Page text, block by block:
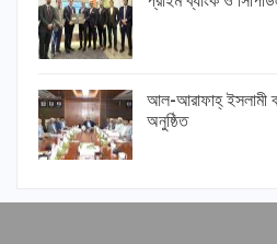
আল-আরাফাহ্ ইসলামী
অনুষ্ঠিত